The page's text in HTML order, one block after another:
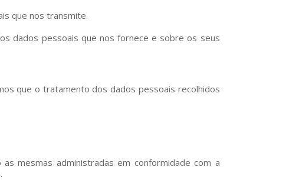
que nos transmite.
dados pessoais que nos fornece e sobre os seus
que o tratamento dos dados pessoais recolhidos
mesmas administradas em conformidade com a